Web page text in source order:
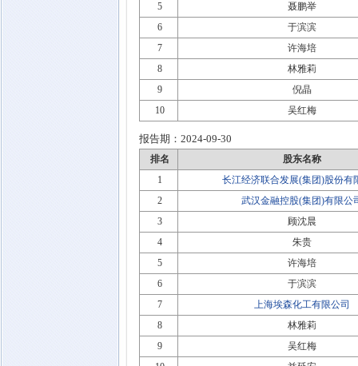
5
聂鹏举
6
于滨滨
7
许海培
8
林雅莉
9
倪晶
10
吴红梅
报告期： 2024-09-30
排名
股东名称
1
长江经济联合发展(集团)股份有
2
武汉金融控股(集团)有限公
3
顾沈晨
4
朱贵
5
许海培
6
于滨滨
7
上海埃森化工有限公司
8
林雅莉
9
吴红梅